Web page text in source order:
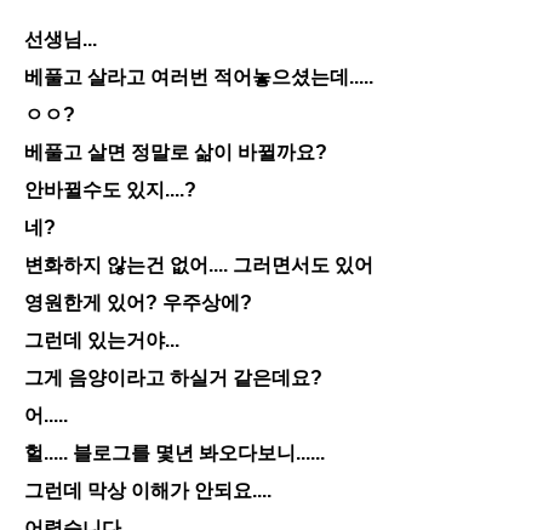
선생님...
베풀고 살라고 여러번 적어놓으셨는데.....
ㅇㅇ?
베풀고 살면 정말로 삶이 바뀔까요?
안바뀔수도 있지....?
네?
변화하지 않는건 없어.... 그러면서도 있어
영원한게 있어? 우주상에?
그런데 있는거야...
그게 음양이라고 하실거 같은데요?
어.....
헐..... 블로그를 몇년 봐오다보니......
그런데 막상 이해가 안되요....